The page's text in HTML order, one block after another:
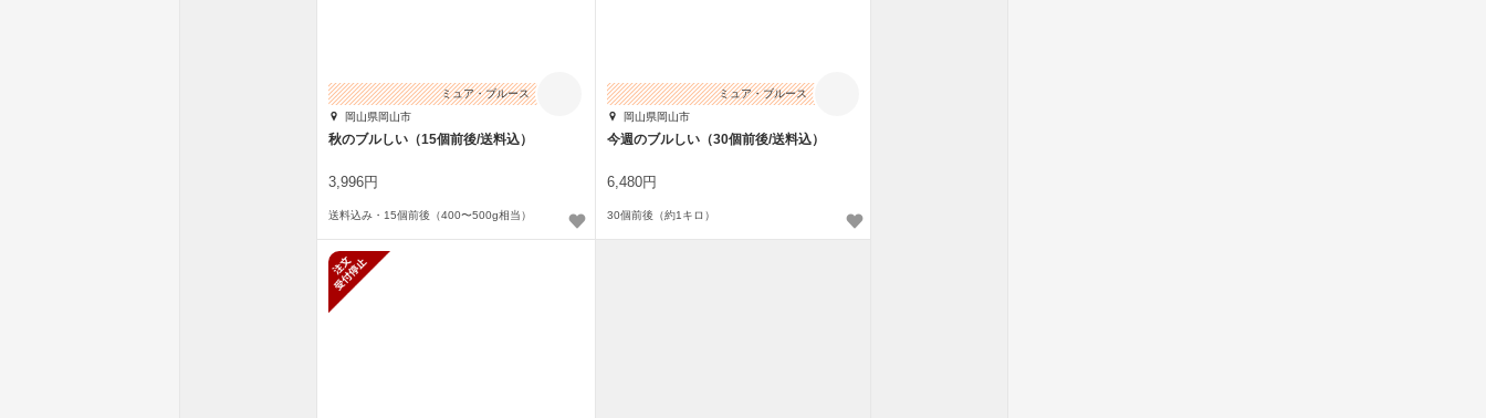
ミュア・ブルース
岡山県岡山市
秋のブルしい（15個前後/送料込）
3,996円
送料込み・15個前後（400〜500g相当）
ミュア・ブルース
岡山県岡山市
今週のブルしい（30個前後/送料込）
6,480円
30個前後（約1キロ）